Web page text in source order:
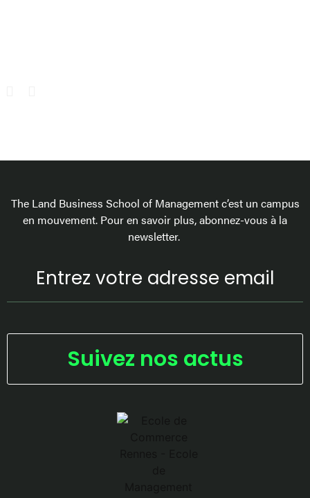
The Land Business School of Management c’est un campus
en mouvement. Pour en savoir plus, abonnez-vous à la
newsletter.
Suivez nos actus